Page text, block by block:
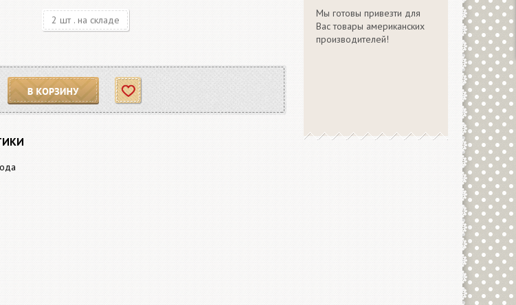
Мы готовы привезти для
Вас товары американских
производителей!
2 шт . на складе
В корзину Отложить